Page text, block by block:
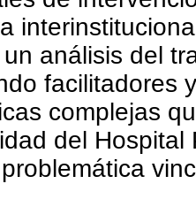
análisis del
facilitadores
complejas
del